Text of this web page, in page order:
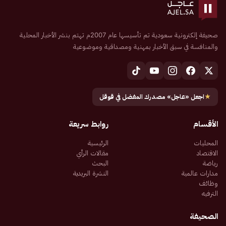
صحيفة إلكترونية سعودية تم تأسيسها عام 2007م تهتم بنشر الأخبار المحلية
والمنافسة في سبق الأخبار بمهنية ومصداقية وموضوعية
★اجعل «عاجل» مصدرك المفضل في قوقل
الأقسام
المحليات
الاقتصاد
رياضة
مدارات عالمية
وظائف
الترفيه
روابط سريعة
الرئيسية
مقالات الرأي
البحث
النشرة البريدية
الصحيفة